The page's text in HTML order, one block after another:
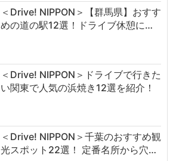
＜Drive! NIPPON＞【群馬県】おすす
めの道の駅12選！ドライブ休憩に…
＜Drive! NIPPON＞ドライブで行きた
い関東で人気の浜焼き12選を紹介！
＜Drive! NIPPON＞千葉のおすすめ観
光スポット22選！ 定番名所から穴…